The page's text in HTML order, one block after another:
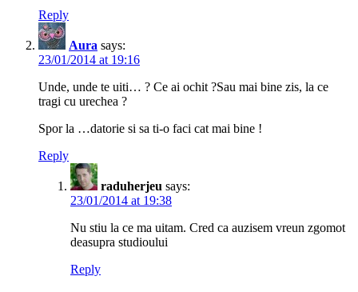
Reply
Aura says:
23/01/2014 at 19:16
Unde, unde te uiti… ? Ce ai ochit ?Sau mai bine zis, la ce
tragi cu urechea ?
Spor la …datorie si sa ti-o faci cat mai bine !
Reply
raduherjeu says:
23/01/2014 at 19:38
Nu stiu la ce ma uitam. Cred ca auzisem vreun zgomot
deasupra studioului
Reply